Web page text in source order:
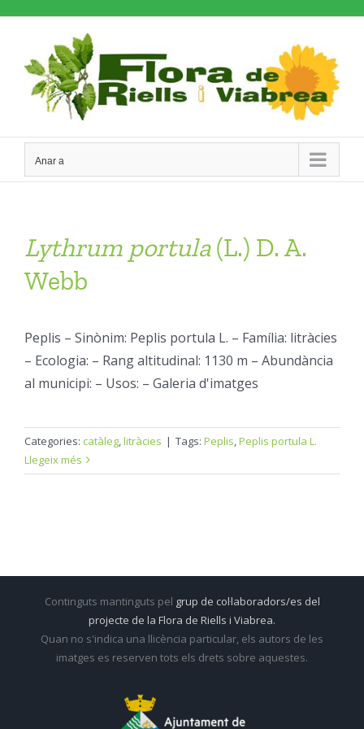
content
Anar a
Lythrum portula(L.) D. A.
Webb
Peplis – Sinònim: Peplis portula L. – Família: litràcies
– Ecologia: – Rang altitudinal: 1130 m – Abundància
al municipi: – Usos: – Galeria d'imatges
Categories: catàleg,litràcies | Tags: Peplis,Peplis portula L.
Llegeix més
Continguts mantinguts pel grup de col·laboradors/es del
projecte de la Flora de Riells i Viabrea.
Quan no s'indica una llicència particular, els autors de les
imatges es reserven tots els drets sobre aquestes.